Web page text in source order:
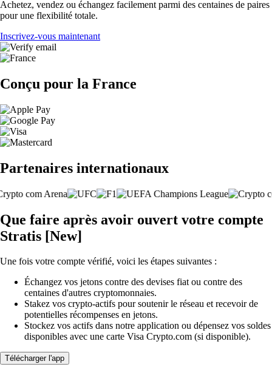
Achetez, vendez ou échangez facilement parmi des centaines de paires
pour une flexibilité totale.
Inscrivez-vous maintenant
Conçu pour la France
Partenaires internationaux
Que faire après avoir ouvert votre compte
Stratis [New]
Une fois votre compte vérifié, voici les étapes suivantes :
Échangez vos jetons contre des devises fiat ou contre des
centaines d'autres cryptomonnaies.
Stakez vos crypto-actifs pour soutenir le réseau et recevoir de
potentielles récompenses en jetons.
Stockez vos actifs dans notre application ou dépensez vos soldes
disponibles avec une carte Visa Crypto.com (si disponible).
Télécharger l'app